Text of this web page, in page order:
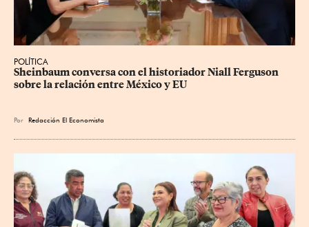
POLÍTICA
Sheinbaum conversa con el historiador Niall Ferguson
sobre la relación entre México y EU
Por Redacción El Economista